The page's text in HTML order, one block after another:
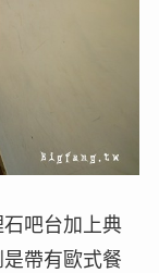
吧台加上典
帶有歐式餐